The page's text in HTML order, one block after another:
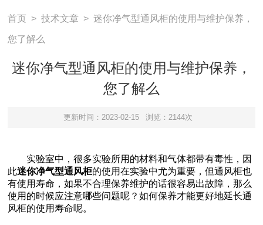
首页 >技术文章 > 迷你净气型通风柜的使用与维护保养，
您了解么
迷你净气型通风柜的使用与维护保养，
您了解么
更新时间：2023-02-15 浏览：2144次
实验室中，很多实验所用的材料和气体都带有毒性，因
此迷你净气型通风柜的使用在实验中尤为重要，但通风柜也
有使用寿命，如果不合理保养维护的话很容易出故障，那么
使用的时候应注意哪些问题呢？如何保养才能更好地延长通
风柜的使用寿命呢。